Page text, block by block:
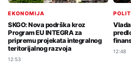
EKONOMIJA
SKGO: Nova podrška kroz
Program EU INTEGRA za
pripremu projekata integralnog
teritorijalnog razvoja
12:53
12:48